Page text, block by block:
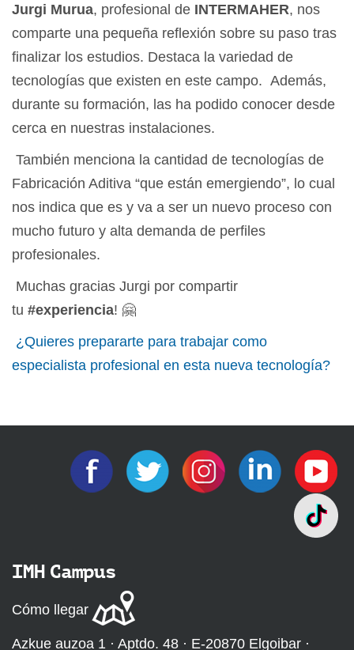
Jurgi Murua, profesional de INTERMAHER, nos
comparte una pequeña reflexión sobre su paso tras
finalizar los estudios. Destaca la variedad de
tecnologías que existen en este campo. Además,
durante su formación, las ha podido conocer desde
cerca en nuestras instalaciones.
También menciona la cantidad de tecnologías de
Fabricación Aditiva “que están emergiendo”, lo cual
nos indica que es y va a ser un nuevo proceso con
mucho futuro y alta demanda de perfiles
profesionales.
Muchas gracias Jurgi por compartir
tu #experiencia! 🤗
¿Quieres prepararte para trabajar como
especialista profesional en esta nueva tecnología?
IMH Campus
Cómo llegar
Azkue auzoa 1 · Aptdo. 48 · E-20870 Elgoibar ·